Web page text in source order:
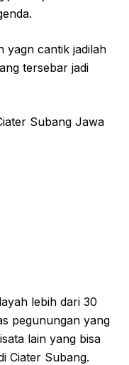
yagn cantik jadilah
tersebar jadi
lebih dari 30
pegunungan yang
lain yang bisa
Ciater Subang.